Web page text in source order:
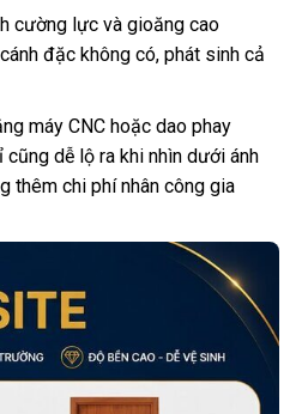
cường lực và gioăng cao
đặc không có, phát sinh cả
máy CNC hoặc dao phay
dễ lộ ra khi nhìn dưới ánh
thêm chi phí nhân công gia